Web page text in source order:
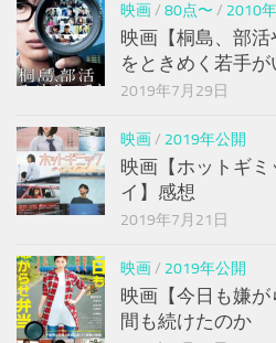
映画/ 80点〜 / 2010
映画【桐島、部
をときめく若手が
2019年7月29日
映画/ 2019年公開
映画【ホットギ
イ】感想
2019年7月21日
映画/ 2019年公開
映画【今日も嫌
間も続けたのか